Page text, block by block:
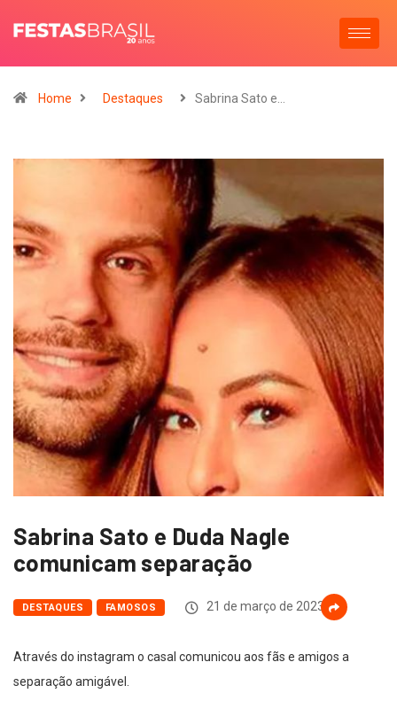
Home Destaques Sabrina Sato e…
Sabrina Sato e Duda Nagle
comunicam separação
DESTAQUES FAMOSOS 21 de março de 2023
Através do instagram o casal comunicou aos fãs e amigos a
separação amigável.